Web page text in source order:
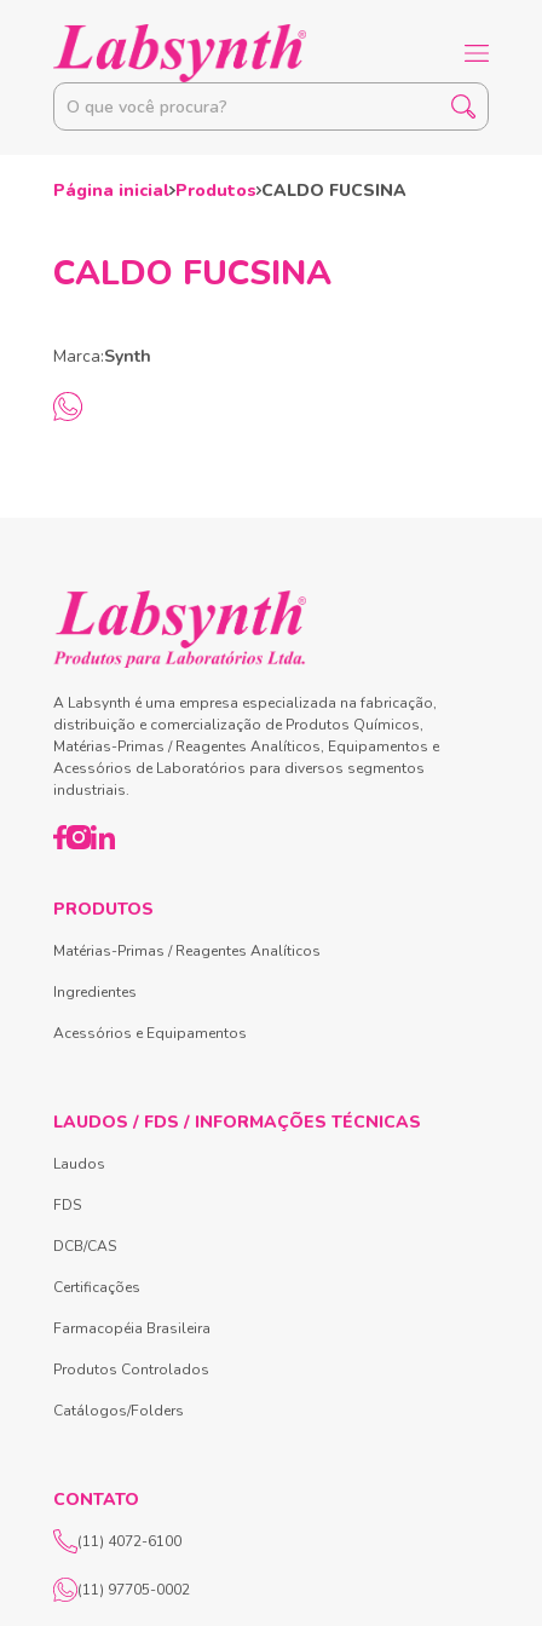
Página inicial Produtos CALDO FUCSINA
CALDO FUCSINA
Marca:Synth
A Labsynth é uma empresa especializada na fabricação,
distribuição e comercialização de Produtos Químicos,
Matérias-Primas / Reagentes Analíticos, Equipamentos e
Acessórios de Laboratórios para diversos segmentos
industriais.
PRODUTOS
Matérias-Primas / Reagentes Analíticos
Ingredientes
Acessórios e Equipamentos
LAUDOS / FDS / INFORMAÇÕES TÉCNICAS
Laudos
FDS
DCB/CAS
Certificações
Farmacopéia Brasileira
Produtos Controlados
Catálogos/Folders
CONTATO
(11) 4072-6100
(11) 97705-0002